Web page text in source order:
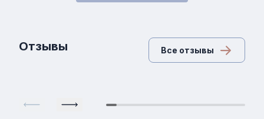
Отзывы Все отзывы